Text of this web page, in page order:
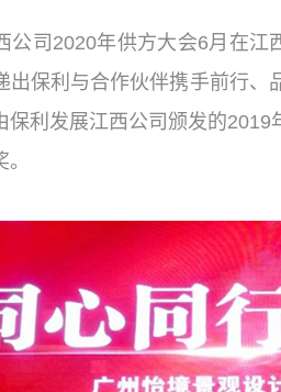
公司2020年供方大会6月在江
出保利与合作伙伴携手前行
保利发展江西公司颁发的